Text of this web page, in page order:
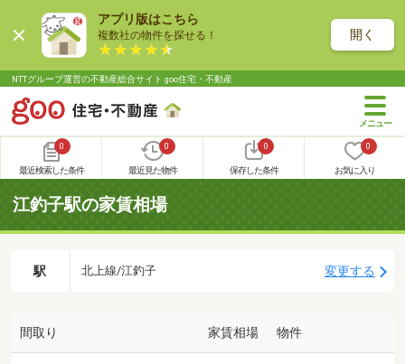
アプリ版はこちら
複数社の物件を探せる！ 開く
NTTグループ運営の不動産総合サイト goo住宅・不動産
0
最近検索した条件
0
最近見た物件
0
保存した条件
0
お気に入り
江釣子駅の家賃相場
駅 北上線/江釣子 変更する
間取り 家賃相場 物件